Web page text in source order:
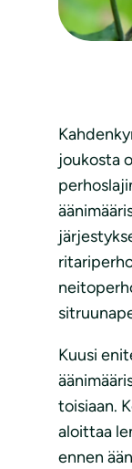
joukosta
Kuusi
toisiaan.
aloittaa
ennen